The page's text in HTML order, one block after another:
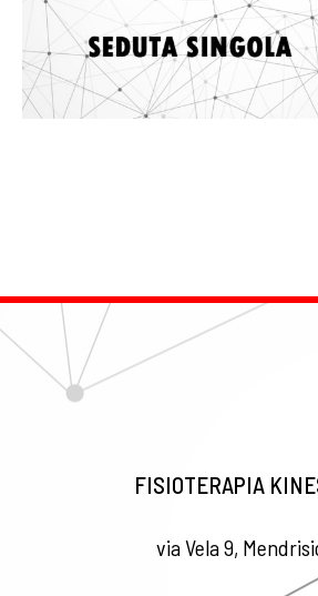
FISIOTERAPIA
via Vela 9,